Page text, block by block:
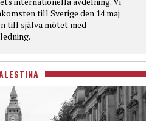
till Sverige den 14 maj
till själva mötet med